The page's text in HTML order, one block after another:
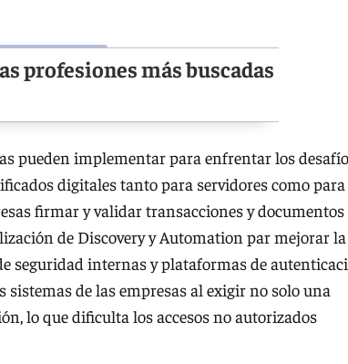
profesiones más buscadas
pueden implementar para enfrentar los
digitales tanto para servidores como para
firmar y validar transacciones y documentos
de Discovery y Automation par mejorar la
seguridad internas y plataformas de
de las empresas al exigir no solo una
lo que dificulta los accesos no autorizados